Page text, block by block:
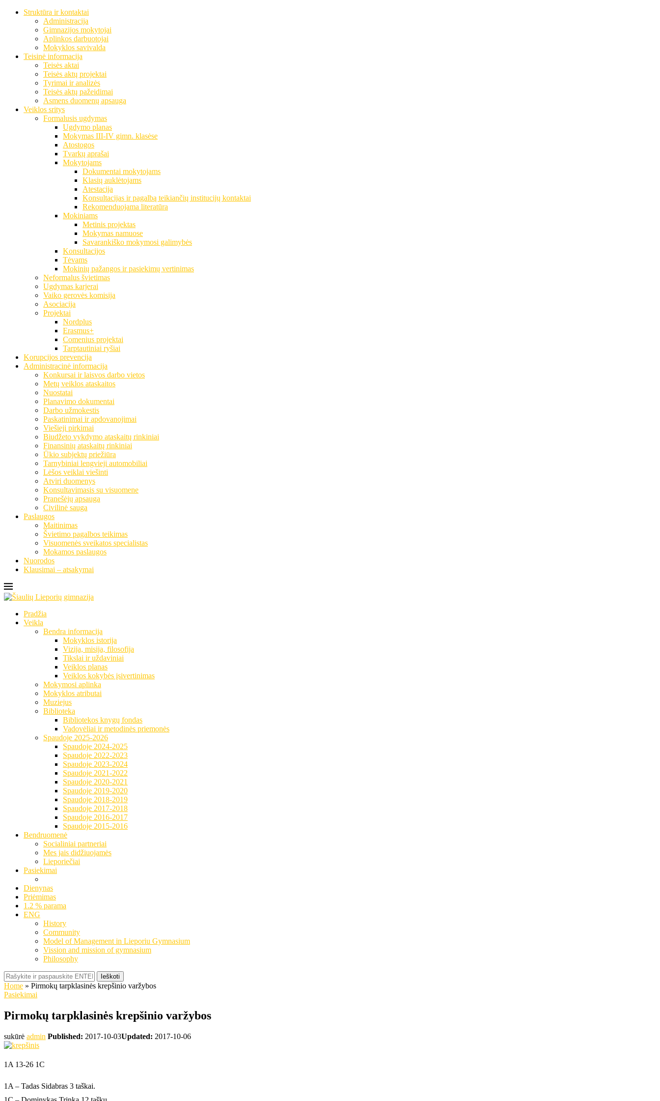
Struktūra ir kontaktai
Administracija
Gimnazijos mokytojai
Aplinkos darbuotojai
Mokyklos savivalda
Teisinė informacija
Teisės aktai
Teisės aktų projektai
Tyrimai ir analizės
Teisės aktų pažeidimai
Asmens duomenų apsauga
Veiklos sritys
Formalusis ugdymas
Ugdymo planas
Mokymas III-IV gimn. klasėse
Atostogos
Tvarkų aprašai
Mokytojams
Dokumentai mokytojams
Klasių auklėtojams
Atestacija
Konsultacijas ir pagalbą teikiančių institucijų kontaktai
Rekomenduojama literatūra
Mokiniams
Metinis projektas
Mokymas namuose
Savarankiško mokymosi galimybės
Konsultacijos
Tėvams
Mokinių pažangos ir pasiekimų vertinimas
Neformalus švietimas
Ugdymas karjerai
Vaiko gerovės komisija
Asociacija
Projektai
Nordplus
Erasmus+
Comenius projektai
Tarptautiniai ryšiai
Korupcijos prevencija
Administracinė informacija
Konkursai ir laisvos darbo vietos
Metų veiklos ataskaitos
Nuostatai
Planavimo dokumentai
Darbo užmokestis
Paskatinimai ir apdovanojimai
Viešieji pirkimai
Biudžeto vykdymo ataskaitų rinkiniai
Finansinių ataskaitų rinkiniai
Ūkio subjektų priežiūra
Tarnybiniai lengvieji automobiliai
Lėšos veiklai viešinti
Atviri duomenys
Konsultavimasis su visuomene
Pranešėjų apsauga
Civilinė sauga
Paslaugos
Maitinimas
Švietimo pagalbos teikimas
Visuomenės sveikatos specialistas
Mokamos paslaugos
Nuorodos
Klausimai – atsakymai
Pradžia
Veikla
Bendra informacija
Mokyklos istorija
Vizija, misija, filosofija
Tikslai ir uždaviniai
Veiklos planas
Veiklos kokybės įsivertinimas
Mokymosi aplinka
Mokyklos atributai
Muziejus
Biblioteka
Bibliotekos knygų fondas
Vadovėliai ir metodinės priemonės
Spaudoje 2025-2026
Spaudoje 2024-2025
Spaudoje 2022-2023
Spaudoje 2023-2024
Spaudoje 2021-2022
Spaudoje 2020-2021
Spaudoje 2019-2020
Spaudoje 2018-2019
Spaudoje 2017-2018
Spaudoje 2016-2017
Spaudoje 2015-2016
Bendruomenė
Socialiniai partneriai
Mes jais didžiuojamės
Lieporiečiai
Pasiekimai
Dienynas
Priėmimas
1.2 % parama
ENG
History
Community
Model of Management in Lieporiu Gymnasium
Vission and mission of gymnasium
Philosophy
Ieškoti
Home » Pirmokų tarpklasinės krepšinio varžybos
Pasiekimai
Pirmokų tarpklasinės krepšinio varžybos
sukūrė admin Published: 2017-10-03Updated: 2017-10-06
1A 13-26 1C
1A – Tadas Sidabras 3 taškai.